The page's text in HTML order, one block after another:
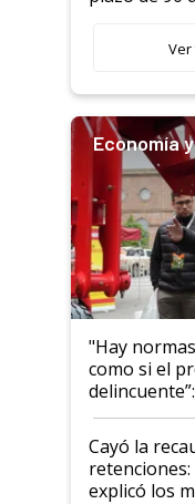
Economía
"Hay
como si el
al
habló del
Cayó la
explicó los